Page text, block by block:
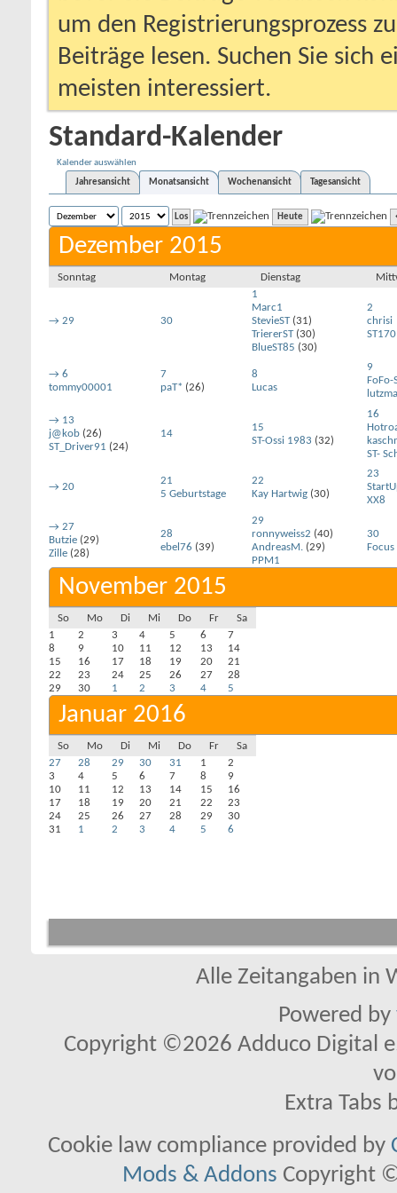
um den Registrierungsprozess
Beiträge lesen. Suchen Sie sich
meisten interessiert.
Standard-Kalender
Kalender auswählen
Jahresansicht
Monatsansicht Wochenansicht Tagesansicht
Heute
Dezember 2015
Sonntag Montag Dienstag
→ 29 30
1
Marc1
StevieST(31)
TriererST(30)
BlueST85 (30)
2
chrisi
ST170
→ 6
tommy00001
7
paT* (26)
8
Lucas
9
FoFo-
→ 13
j@kob (26)
ST_Driver91 (24)
14
15
ST-Ossi 1983 (32)
16
ST-
→ 20
21
5 Geburtstage
22
Kay Hartwig (30)
23
XX8
→ 27
Butzie (29)
Zille (28)
28
ebel76 (39)
29
ronnyweiss2 (40)
AndreasM. (29)
PPM1
30
Focus
November 2015
So Mo Di Mi Do Fr
Sa
1
2 3 4 5 6
7
8
9 10 11 12 13
14
15
16 17 18 19 20
21
22
23 24 25 26 27
28
29
30 1 2 3 4 5
Januar 2016
So Mo Di Mi Do Fr
Sa
27
28 29 30 31 1
2
3
4 5 6 7 8
9
10
11 12 13 14 15
16
17
18 19 20 21 22
23
24
25 26 27 28 29
30
31
1 2 3 4 5 6
Alle Zeitangaben in
Powered by
Copyright ©2026 Adduco Digital
Extra Tabs
Cookie law compliance provided by
Mods & Addons Copyright